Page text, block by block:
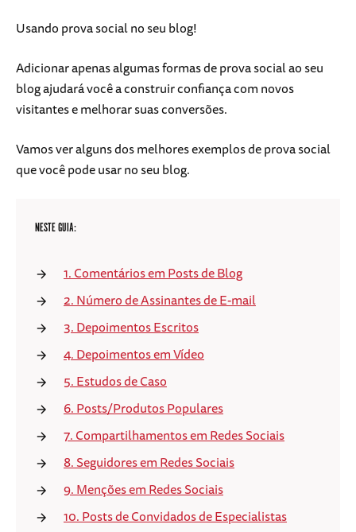
Usando prova social no seu blog!
Adicionar apenas algumas formas de prova social ao seu
blog ajudará você a construir confiança com novos
visitantes e melhorar suas conversões.
Vamos ver alguns dos melhores exemplos de prova social
que você pode usar no seu blog.
NESTE GUIA:
1. Comentários em Posts de Blog
2. Número de Assinantes de E-mail
3. Depoimentos Escritos
4. Depoimentos em Vídeo
5. Estudos de Caso
6. Posts/Produtos Populares
7. Compartilhamentos em Redes Sociais
8. Seguidores em Redes Sociais
9. Menções em Redes Sociais
10. Posts de Convidados de Especialistas